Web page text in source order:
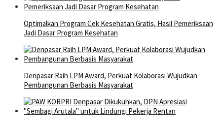
Optimalkan Program Cek Kesehatan Gratis, Hasil Pemeriksaan
Jadi Dasar Program Kesehatan
Denpasar Raih LPM Award, Perkuat Kolaborasi Wujudkan
Pembangunan Berbasis Masyarakat